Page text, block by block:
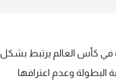
في كأس العالم يرتبط بشكل
البطولة وعدم اعترافها